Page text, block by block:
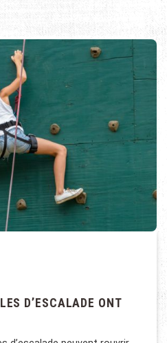
D’ESCALADE ONT